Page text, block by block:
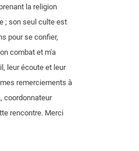
la religion
; son seul culte est
pour se confier,
combat et m'a
leur écoute et leur
remerciements à
coordonnateur
rencontre. Merci